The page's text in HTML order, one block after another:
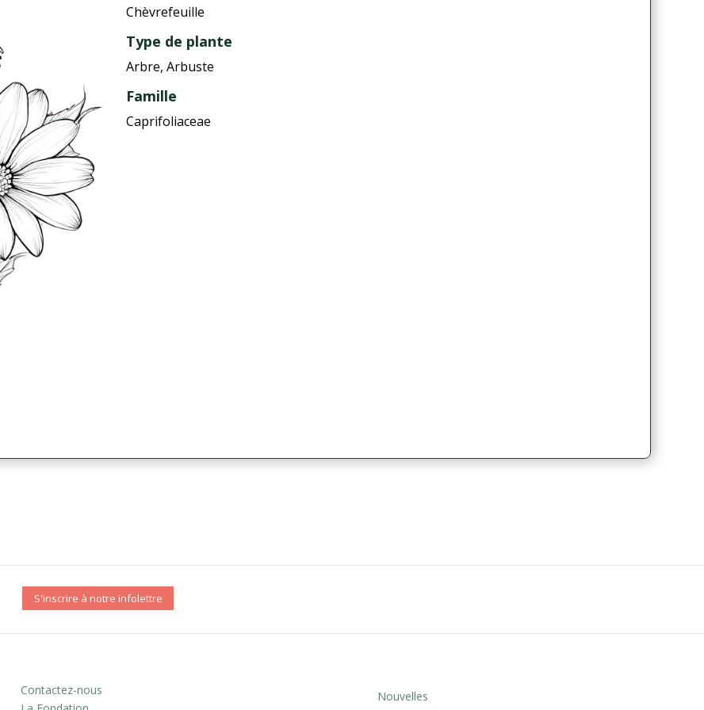
Chèvrefeuille
Type de plante
Arbre, Arbuste
Famille
Caprifoliaceae
S'inscrire à notre infolettre
Contactez-nous
Nouvelles